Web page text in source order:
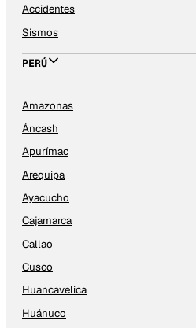
Accidentes
Sismos
PERÚ
Amazonas
Áncash
Apurímac
Arequipa
Ayacucho
Cajamarca
Callao
Cusco
Huancavelica
Huánuco